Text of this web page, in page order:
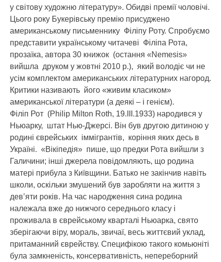
у світову художню літературу». Обидві премії чоловічі.
Цього року Букерівську премію присуджено
американському письменнику Філіпу Роту. Спробуємо
представити українському читачеві Філіпа Рота,
прозаїка, автора 30 книжок (остання «Nemesis»
вийшла друком у жовтні 2010 р.), який володіє чи не
усім комплектом американських літературних нагород.
Критики називають його «живим класиком»
американської літератури (а деякі – і генієм).
Філіп Рот (Philip Milton Roth, 19.ІІІ.1933) народився у
Ньюарку, штат Нью-Джерсі. Він був другою дитиною у
родині єврейських іммігрантів, коріння яких десь в
Україні. «Вікіпедія» пише, що предки Рота вийшли з
Галичини; інші джерела повідомляють, що родина
матері прибула з Київщини. Батько не закінчив навіть
школи, оскільки змушений був заробляти на життя з
дев’яти років. На час народження сина родина
належала вже до нижчого середнього класу і
проживала в єврейському кварталі Ньюарка, свято
зберігаючи віру, мораль, звичаї, весь життєвий уклад,
притаманний єврейству. Специфікою такого комьюніті
була замкненість, консервативність, непереборний